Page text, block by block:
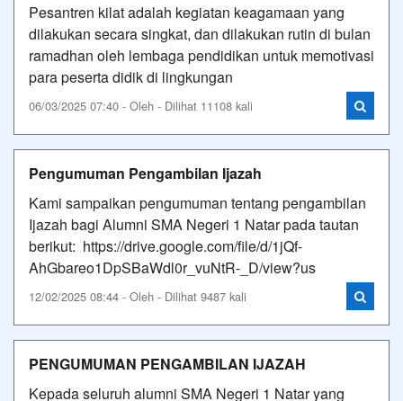
Pesantren kilat adalah kegiatan keagamaan yang
dilakukan secara singkat, dan dilakukan rutin di bulan
ramadhan oleh lembaga pendidikan untuk memotivasi
para peserta didik di lingkungan
06/03/2025 07:40 - Oleh - Dilihat 11108 kali
Pengumuman Pengambilan Ijazah
Kami sampaikan pengumuman tentang pengambilan
Ijazah bagi Alumni SMA Negeri 1 Natar pada tautan
berikut: https://drive.google.com/file/d/1jQf-
AhGbareo1DpSBaWdl0r_vuNtR-_D/view?us
12/02/2025 08:44 - Oleh - Dilihat 9487 kali
PENGUMUMAN PENGAMBILAN IJAZAH
Kepada seluruh alumni SMA Negeri 1 Natar yang